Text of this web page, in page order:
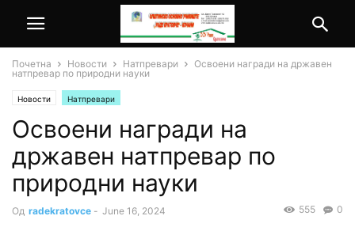
Почетна Новости Натпревари
Освоени награди на државен
натпревар по природни науки
Новости Натпревари
Освоени награди на
државен натпревар по
природни науки
Од radekratovce - June 16, 2024 0
555